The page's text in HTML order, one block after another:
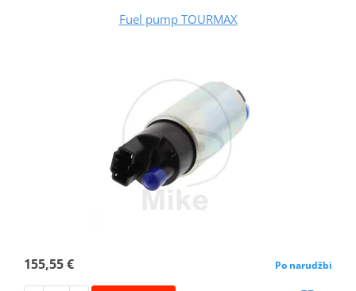
Fuel pump TOURMAX
155,55 € Po narudžbi